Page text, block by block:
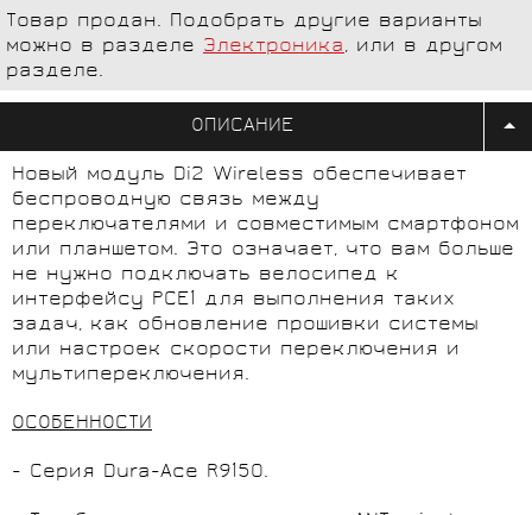
Товар продан. Подобрать другие варианты
можно в разделе Электроника, или в другом
разделе.
ОПИСАНИЕ
Новый модуль Di2 Wireless обеспечивает
беспроводную связь между
переключателями и совместимым смартфоном
или планшетом. Это означает, что вам больше
не нужно подключать велосипед к
интерфейсу PCE1 для выполнения таких
задач, как обновление прошивки системы
или настроек скорости переключения и
мультипереключения.
ОСОБЕННОСТИ
- Серия Dura-Ace R9150.